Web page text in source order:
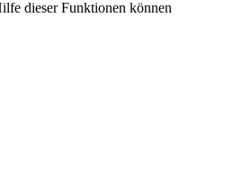
dieser Funktionen können